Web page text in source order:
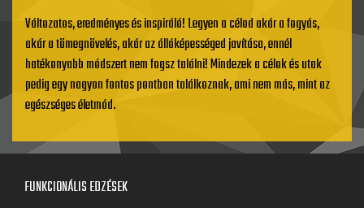
Változatos, eredményes és inspiráló! Legyen a célod akár a fogyás,
akár a tömegnövelés, akár az állóképességed javítása, ennél
hatékonyabb módszert nem fogsz találni! Mindezek a célok és utak
pedig egy nagyon fontos pontban találkoznak, ami nem más, mint az
egészséges életmód.
FUNKCIONÁLIS EDZÉSEK